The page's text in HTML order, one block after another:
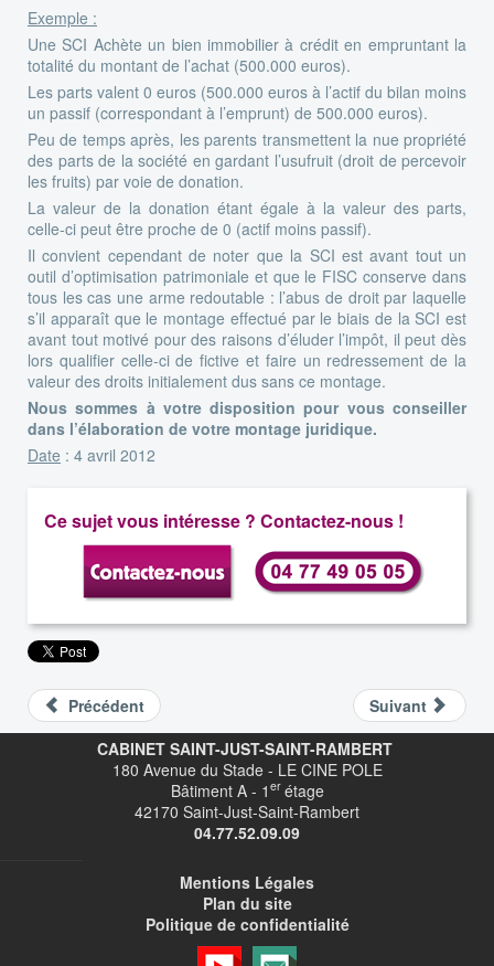
Exemple :
Une SCI Achète un bien immobilier à crédit en empruntant la
totalité du montant de l’achat (500.000 euros).
Les parts valent 0 euros (500.000 euros à l’actif du bilan moins
un passif (correspondant à l’emprunt) de 500.000 euros).
Peu de temps après, les parents transmettent la nue propriété
des parts de la société en gardant l’usufruit (droit de percevoir
les fruits) par voie de donation.
La valeur de la donation étant égale à la valeur des parts,
celle-ci peut être proche de 0 (actif moins passif).
Il convient cependant de noter que la SCI est avant tout un
outil d’optimisation patrimoniale et que le FISC conserve dans
tous les cas une arme redoutable : l’abus de droit par laquelle
s’il apparaît que le montage effectué par le biais de la SCI est
avant tout motivé pour des raisons d’éluder l’impôt, il peut dès
lors qualifier celle-ci de fictive et faire un redressement de la
valeur des droits initialement dus sans ce montage.
Nous sommes à votre disposition pour vous conseiller
dans l’élaboration de votre montage juridique.
Date : 4 avril 2012
Ce sujet vous intéresse ? Contactez-nous !
Précédent
Suivant
CABINET SAINT-JUST-SAINT-RAMBERT
180 Avenue du Stade - LE CINE POLE
Bâtiment A - 1 er étage
42170 Saint-Just-Saint-Rambert
04.77.52.09.09
Mentions Légales
Plan du site
Politique de confidentialité